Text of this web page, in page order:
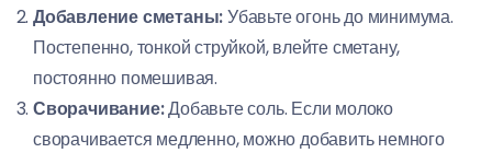
Добавление сметаны:Убавьте огонь до минимума.
Постепенно, тонкой струйкой, влейте сметану,
постоянно помешивая.
Сворачивание:Добавьте соль. Если молоко
сворачивается медленно, можно добавить немного